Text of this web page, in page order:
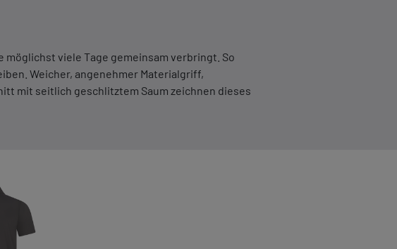
viele Tage gemeinsam verbringt. So
Weicher, angenehmer Materialgriff,
mit seitlich geschlitztem Saum zeichnen dieses